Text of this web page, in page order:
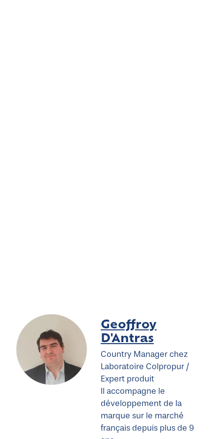
Geoffroy
D'Antras
Country Manager chez
Laboratoire Colpropur /
Expert produit
Il accompagne le
développement de la
marque sur le marché
français depuis plus de 9